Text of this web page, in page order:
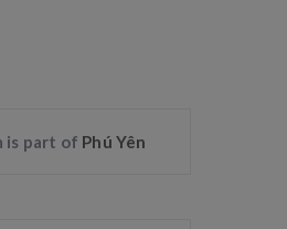
is part of Phú Yên